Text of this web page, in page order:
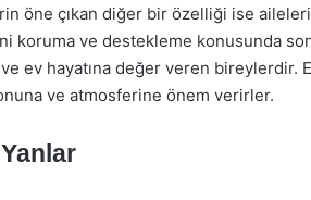
öne çıkan diğer bir özelliği ise
koruma ve destekleme konusunda
ev hayatına değer veren bireylerdir.
ve atmosferine önem verirler.